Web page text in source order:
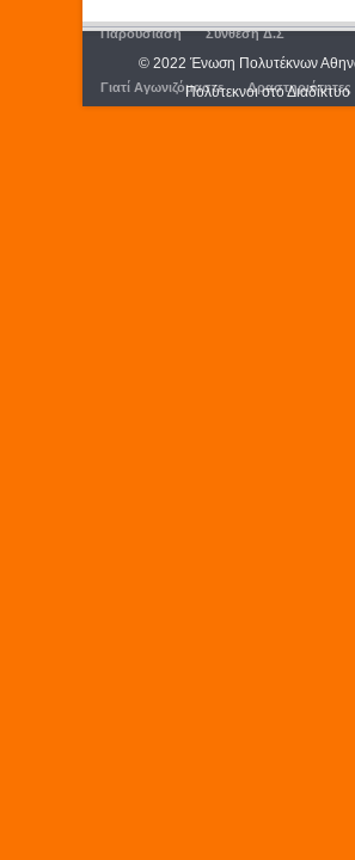
Παρουσίαση Σύνθεση Δ.Σ
Γιατί Αγωνιζόμαστε Δραστηριότητες
© 2022 Ένωση Πολυτέκνων
Πολύτεκνοι στο Διαδίκτυο